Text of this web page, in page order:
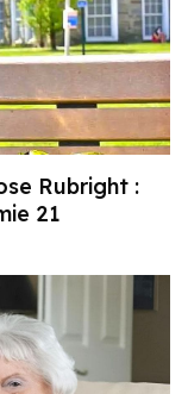
Rubright :
21